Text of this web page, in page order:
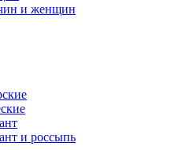
и женщин
и россыпь